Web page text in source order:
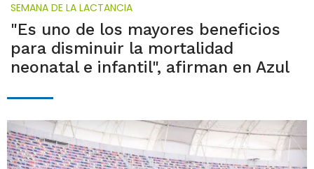
SEMANA DE LA LACTANCIA
"Es uno de los mayores beneficios
para disminuir la mortalidad
neonatal e infantil", afirman en Azul